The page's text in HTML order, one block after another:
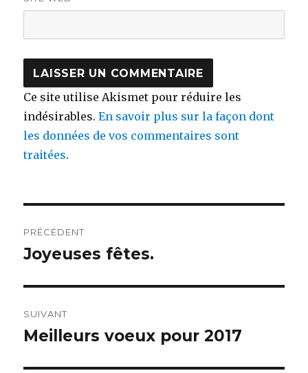
Ce site utilise Akismet pour réduire les
indésirables.En savoir plus sur la façon dont
les données de vos commentaires sont
traitées.
de
PRÉCÉDENT
Publication
Joyeuses fêtes.
SUIVANT
Publication
Meilleurs voeux pour 2017